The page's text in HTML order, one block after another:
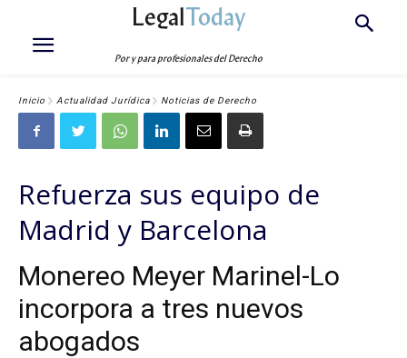
LegalToday
Por y para profesionales del Derecho
Inicio Actualidad Jurídica Noticias de Derecho
Refuerza sus equipo de
Madrid y Barcelona
Monereo Meyer Marinel-Lo
incorpora a tres nuevos
abogados